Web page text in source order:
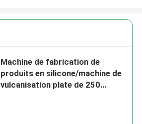
Machine de fabrication de
produits en silicone/machine de
vulcanisation plate de 250